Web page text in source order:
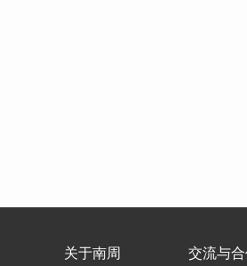
关于南周 交流与